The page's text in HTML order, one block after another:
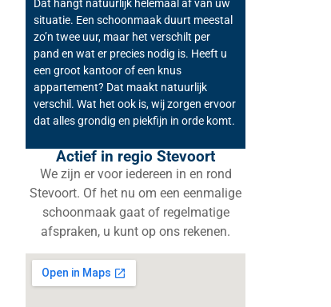
Dat hangt natuurlijk helemaal af van uw
situatie. Een schoonmaak duurt meestal
zo’n twee uur, maar het verschilt per
pand en wat er precies nodig is. Heeft u
een groot kantoor of een knus
appartement? Dat maakt natuurlijk
verschil. Wat het ook is, wij zorgen ervoor
dat alles grondig en piekfijn in orde komt.
Actief in regio Stevoort
We zijn er voor iedereen in en rond
Stevoort. Of het nu om een eenmalige
schoonmaak gaat of regelmatige
afspraken, u kunt op ons rekenen.